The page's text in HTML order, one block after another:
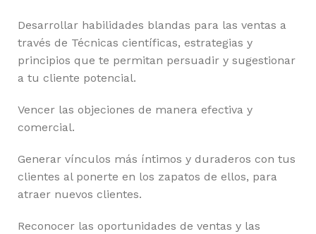
Desarrollar habilidades blandas para las ventas a
través de Técnicas científicas, estrategias y
principios que te permitan persuadir y sugestionar
a tu cliente potencial.
Vencer las objeciones de manera efectiva y
comercial.
Generar vínculos más íntimos y duraderos con tus
clientes al ponerte en los zapatos de ellos, para
atraer nuevos clientes.
Reconocer las oportunidades de ventas y las